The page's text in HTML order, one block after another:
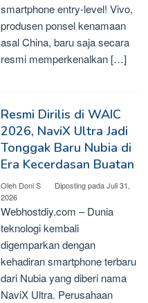
smartphone entry-level! Vivo,
produsen ponsel kenamaan
asal China, baru saja secara
resmi memperkenalkan […]
Resmi Dirilis di WAIC
2026, NaviX Ultra Jadi
Tonggak Baru Nubia di
Era Kecerdasan Buatan
Oleh Doni S Diposting padaJuli 31,
2026
Webhostdiy.com – Dunia
teknologi kembali
digemparkan dengan
kehadiran smartphone terbaru
dari Nubia yang diberi nama
NaviX Ultra. Perusahaan